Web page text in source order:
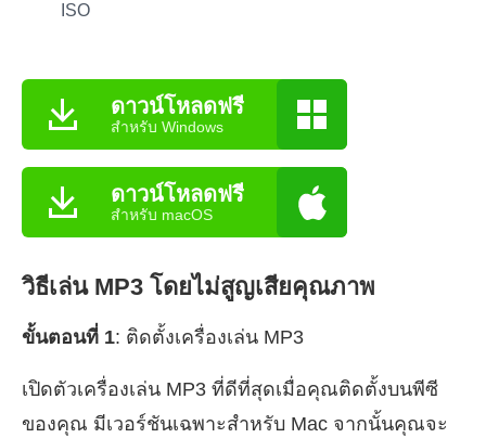
ISO
ดาวน์โหลดฟรี
สำหรับ Windows
ดาวน์โหลดฟรี
สำหรับ macOS
วิธีเล่น MP3 โดยไม่สูญเสียคุณภาพ
ขั้นตอนที่ 1: ติดตั้งเครื่องเล่น MP3
เปิดตัวเครื่องเล่น MP3 ที่ดีที่สุดเมื่อคุณติดตั้งบนพีซี
ของคุณ มีเวอร์ชันเฉพาะสำหรับ Mac จากนั้นคุณจะ